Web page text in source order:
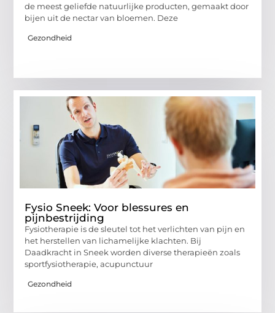
de meest geliefde natuurlijke producten, gemaakt door
bijen uit de nectar van bloemen. Deze
Gezondheid
Fysio Sneek: Voor blessures en
pijnbestrijding
Fysiotherapie is de sleutel tot het verlichten van pijn en
het herstellen van lichamelijke klachten. Bij
Daadkracht in Sneek worden diverse therapieën zoals
sportfysiotherapie, acupunctuur
Gezondheid